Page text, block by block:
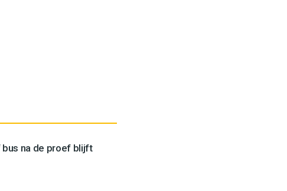
na de proef blijft